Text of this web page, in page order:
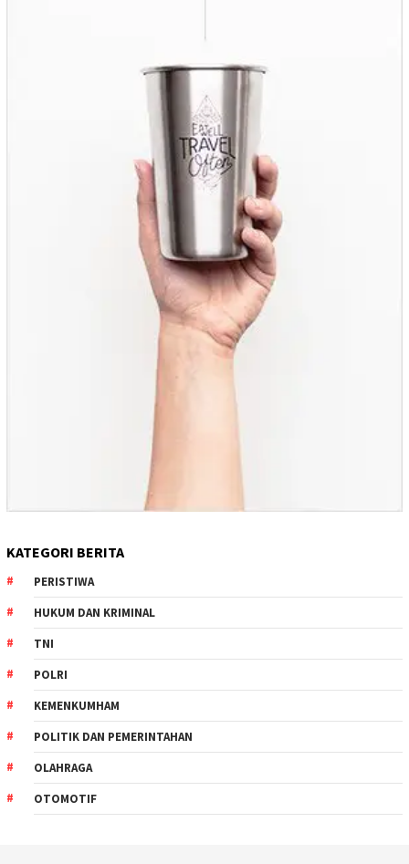
KATEGORI BERITA
PERISTIWA
HUKUM DAN KRIMINAL
TNI
POLRI
KEMENKUMHAM
POLITIK DAN PEMERINTAHAN
OLAHRAGA
OTOMOTIF